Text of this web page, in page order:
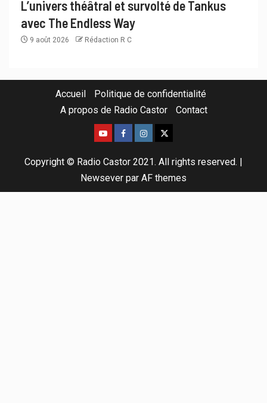
L’univers théâtral et survolté de Tankus
avec The Endless Way
9 août 2026 Rédaction R C
Accueil
Politique de confidentialité
A propos de Radio Castor
Contact
Copyright © Radio Castor 2021. All rights reserved.
Newsever par AF themes